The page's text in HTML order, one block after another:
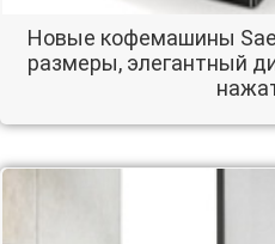
Новые кофемашины
размеры, элегантный